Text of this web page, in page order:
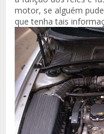
motor, se alguém
que tenha tais